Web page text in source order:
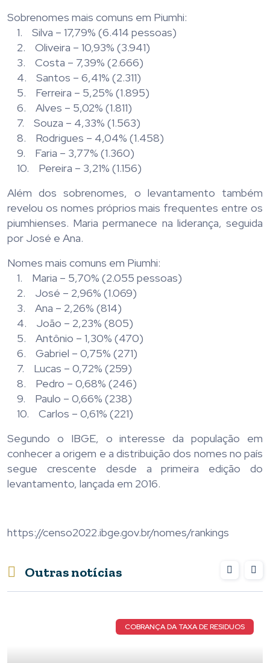
Sobrenomes mais comuns em Piumhi:
1. Silva – 17,79% (6.414 pessoas)
2. Oliveira – 10,93% (3.941)
3. Costa – 7,39% (2.666)
4. Santos – 6,41% (2.311)
5. Ferreira – 5,25% (1.895)
6. Alves – 5,02% (1.811)
7. Souza – 4,33% (1.563)
8. Rodrigues – 4,04% (1.458)
9. Faria – 3,77% (1.360)
10. Pereira – 3,21% (1.156)
Além dos sobrenomes, o levantamento também
revelou os nomes próprios mais frequentes entre os
piumhienses. Maria permanece na liderança, seguida
por José e Ana.
Nomes mais comuns em Piumhi:
1. Maria – 5,70% (2.055 pessoas)
2. José – 2,96% (1.069)
3. Ana – 2,26% (814)
4. João – 2,23% (805)
5. Antônio – 1,30% (470)
6. Gabriel – 0,75% (271)
7. Lucas – 0,72% (259)
8. Pedro – 0,68% (246)
9. Paulo – 0,66% (238)
10. Carlos – 0,61% (221)
Segundo o IBGE, o interesse da população em
conhecer a origem e a distribuição dos nomes no país
segue crescente desde a primeira edição do
levantamento, lançada em 2016.
https://censo2022.ibge.gov.br/nomes/rankings
Outras notícias